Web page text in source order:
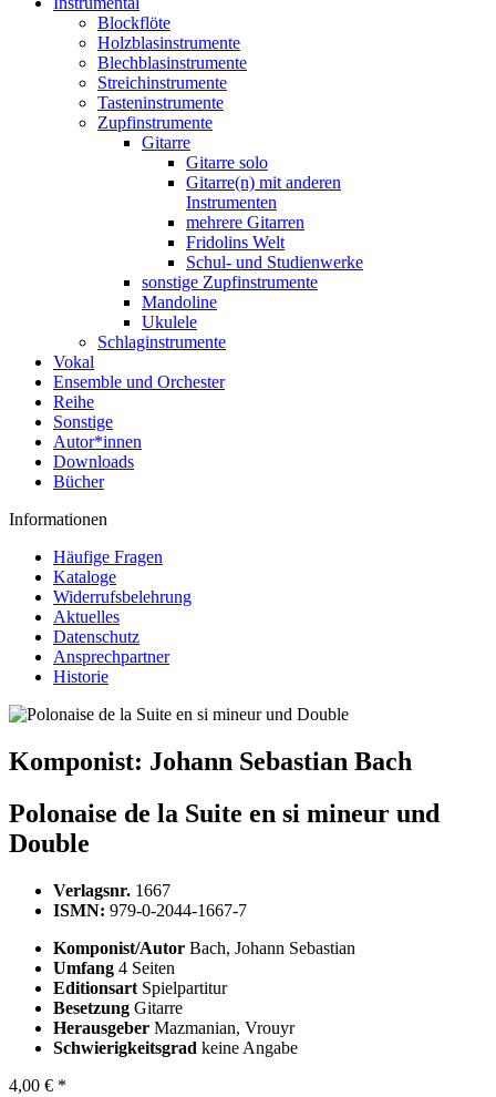
Blockflöte
Holzblasinstrumente
Blechblasinstrumente
Streichinstrumente
Tasteninstrumente
Zupfinstrumente
Gitarre
Gitarre solo
Gitarre(n) mit anderen
Instrumenten
mehrere Gitarren
Fridolins Welt
Schul- und Studienwerke
sonstige Zupfinstrumente
Mandoline
Ukulele
Schlaginstrumente
Vokal
Ensemble und Orchester
Reihe
Sonstige
Autor*innen
Downloads
Bücher
Informationen
Häufige Fragen
Kataloge
Widerrufsbelehrung
Aktuelles
Datenschutz
Ansprechpartner
Historie
Komponist: Johann Sebastian Bach
Polonaise de la Suite en si mineur und
Double
Verlagsnr. 1667
ISMN: 979-0-2044-1667-7
Komponist/Autor Bach, Johann Sebastian
Umfang 4 Seiten
Editionsart Spielpartitur
Besetzung Gitarre
Herausgeber Mazmanian, Vrouyr
Schwierigkeitsgrad keine Angabe
4,00 € *